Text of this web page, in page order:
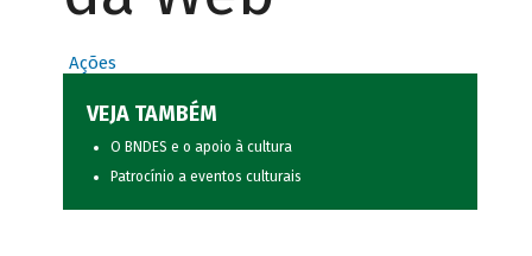
Ações
VEJA TAMBÉM
O BNDES e o apoio à cultura
Patrocínio a eventos culturais